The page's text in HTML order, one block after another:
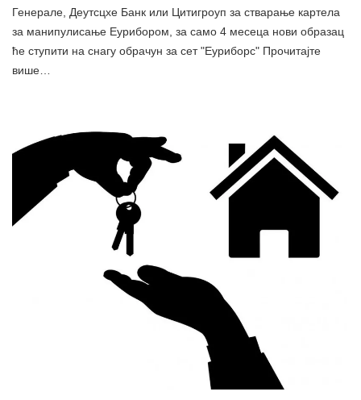
Генерале, Деутсцхе Банк или Цитигроуп за стварање картела
за манипулисање Еурибором, за само 4 месеца нови образац
ће ступити на снагу обрачун за сет "Еуриборс" Прочитајте
више…